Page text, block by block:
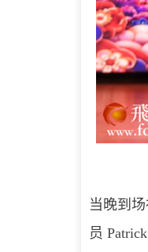
当晚到
员